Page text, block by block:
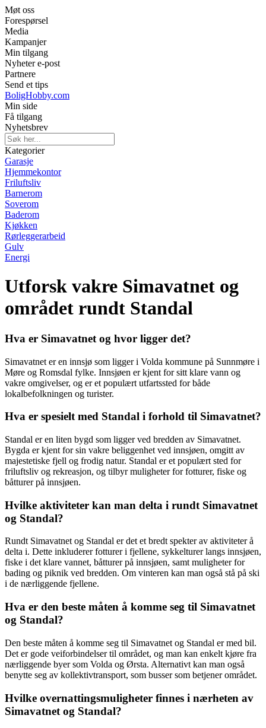
Møt oss
Forespørsel
Media
Kampanjer
Min tilgang
Nyheter e-post
Partnere
Send et tips
BoligHobby.com
Min side
Få tilgang
Nyhetsbrev
Kategorier
Garasje
Hjemmekontor
Friluftsliv
Barnerom
Soverom
Baderom
Kjøkken
Rørleggerarbeid
Gulv
Energi
Utforsk vakre Simavatnet og
området rundt Standal
Hva er Simavatnet og hvor ligger det?
Simavatnet er en innsjø som ligger i Volda kommune på Sunnmøre i
Møre og Romsdal fylke. Innsjøen er kjent for sitt klare vann og
vakre omgivelser, og er et populært utfartssted for både
lokalbefolkningen og turister.
Hva er spesielt med Standal i forhold til Simavatnet?
Standal er en liten bygd som ligger ved bredden av Simavatnet.
Bygda er kjent for sin vakre beliggenhet ved innsjøen, omgitt av
majestetiske fjell og frodig natur. Standal er et populært sted for
friluftsliv og rekreasjon, og tilbyr muligheter for fotturer, fiske og
båtturer på innsjøen.
Hvilke aktiviteter kan man delta i rundt Simavatnet
og Standal?
Rundt Simavatnet og Standal er det et bredt spekter av aktiviteter å
delta i. Dette inkluderer fotturer i fjellene, sykkelturer langs innsjøen,
fiske i det klare vannet, båtturer på innsjøen, samt muligheter for
bading og piknik ved bredden. Om vinteren kan man også stå på ski
i de nærliggende fjellene.
Hva er den beste måten å komme seg til Simavatnet
og Standal?
Den beste måten å komme seg til Simavatnet og Standal er med bil.
Det er gode veiforbindelser til området, og man kan enkelt kjøre fra
nærliggende byer som Volda og Ørsta. Alternativt kan man også
benytte seg av kollektivtransport, som busser som betjener området.
Hvilke overnattingsmuligheter finnes i nærheten av
Simavatnet og Standal?